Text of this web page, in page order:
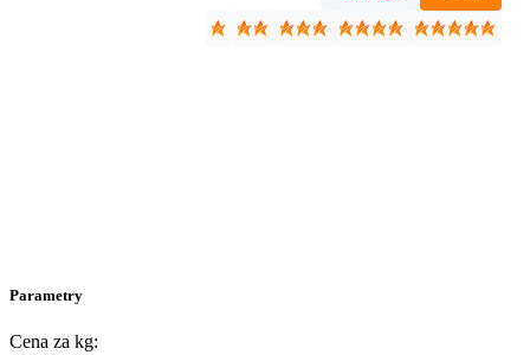
Parametry
Cena za kg: